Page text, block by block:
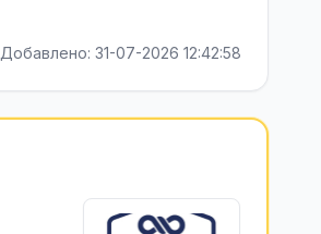
Добавлено: 31-07-2026 12:42:58